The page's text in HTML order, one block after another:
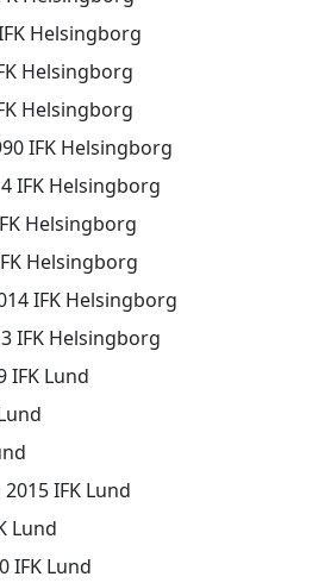
Helsingborg
Helsingborg
Helsingborg
IFK Helsingborg
IFK Helsingborg
Helsingborg
Helsingborg
IFK Helsingborg
IFK Helsingborg
IFK Lund
IFK Lund
Lund
IFK Lund